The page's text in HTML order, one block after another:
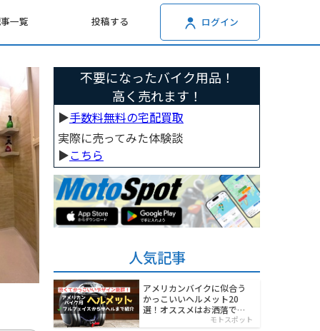
一覧 投稿する ログイン
不要になったバイク用品！
高く売れます！
▶︎手数料無料の宅配買取
実際に売ってみた体験談
▶︎こちら
人気記事
アメリカンバイクに似合う
かっこいいヘルメット20
選！オススメはお洒落でワ
モトスポット